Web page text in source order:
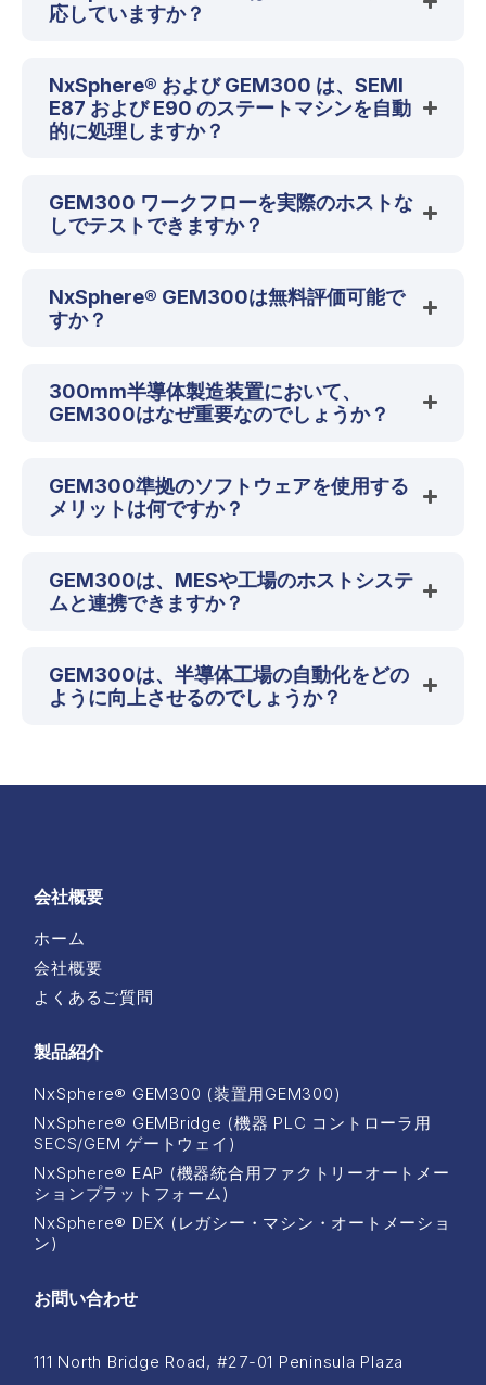
応していますか？
NxSphere® および GEM300 は、SEMI
E87 および E90 のステートマシンを自動
的に処理しますか？
GEM300 ワークフローを実際のホストな
しでテストできますか？
NxSphere® GEM300は無料評価可能で
すか？
300mm半導体製造装置において、
GEM300はなぜ重要なのでしょうか？
GEM300準拠のソフトウェアを使用する
メリットは何ですか？
GEM300は、MESや工場のホストシステ
ムと連携できますか？
GEM300は、半導体工場の自動化をどの
ように向上させるのでしょうか？
会社概要
ホーム
会社概要
よくあるご質問
製品紹介
NxSphere® GEM300 (装置用GEM300)
NxSphere® GEMBridge (機器 PLC コントローラ用
SECS/GEM ゲートウェイ)
NxSphere® EAP (機器統合用ファクトリーオートメー
ションプラットフォーム)
NxSphere® DEX (レガシー・マシン・オートメーショ
ン)
お問い合わせ
111 North Bridge Road, #27-01 Peninsula Plaza